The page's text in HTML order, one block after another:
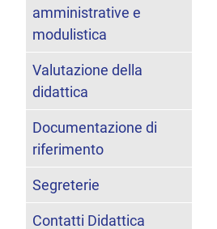
amministrative e
modulistica
Valutazione della
didattica
Documentazione di
riferimento
Segreterie
Contatti Didattica